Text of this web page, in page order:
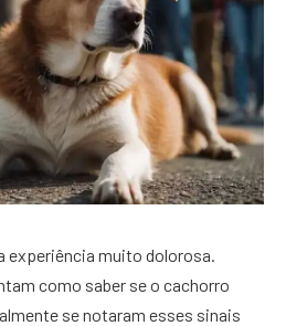
experiência muito dolorosa.
como saber se o cachorro
se notaram esses sinais